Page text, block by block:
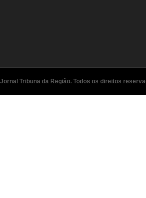
Jornal Tribuna da Região. Todos os direitos